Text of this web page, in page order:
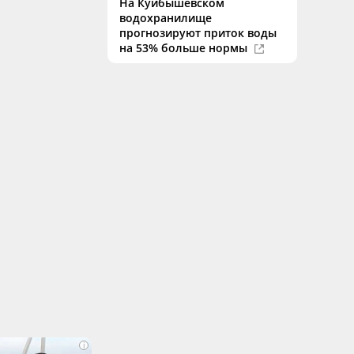
i
водохранилище
прогнозируют приток воды
на 53% больше нормы